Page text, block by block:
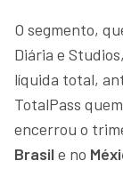
O segmento,
Diária e
líquida total,
TotalPass
encerrou o
Brasil e no